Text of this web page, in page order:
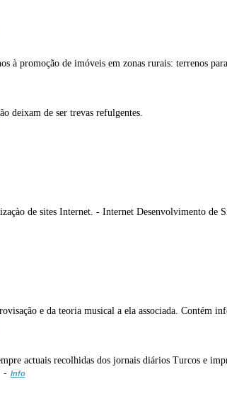
à promoção de imóveis em zonas rurais: terrenos
deixam de ser trevas refulgentes.
de sites Internet. - Internet Desenvolvimento de
e da teoria musical a ela associada. Contém
actuais recolhidas dos jornais diários Turcos e
- Info